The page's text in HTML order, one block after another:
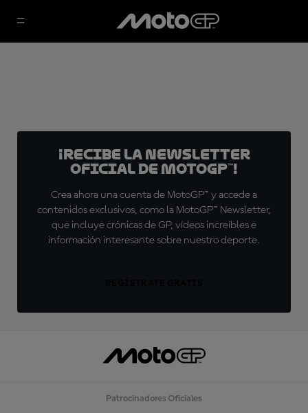
¡Recibe la Newsletter
oficial de MotoGP™!
Crea ahora una cuenta de MotoGP™ y accede a
contenidos exclusivos, como la MotoGP™ Newsletter,
que incluye crónicas de GP, vídeos increíbles e
información interesante sobre nuestro deporte.
Patrocinadores Oficiales